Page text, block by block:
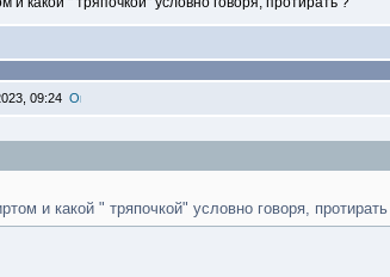
09:24
и какой " тряпочкой" условно говоря,